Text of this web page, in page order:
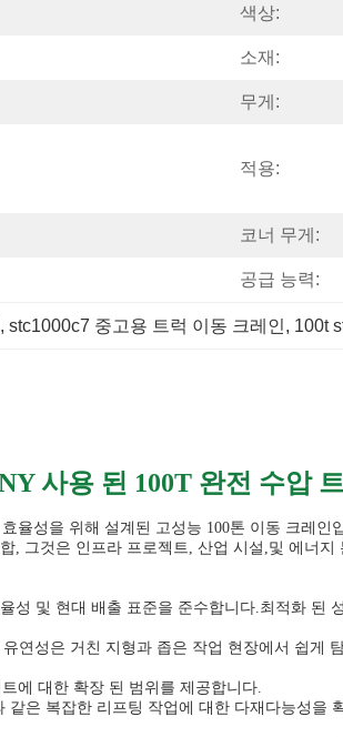
색상:
소재:
무게:
적용:
코너 무게:
공급 능력:
, stc1000c7 중고용 트럭 이동 크레인, 100t
사용 된 100T 완전 수압
율성을 위해 설계된 고성능 100톤 이동 크레
, 그것은 인프라 프로젝트, 산업 시설,및 에너지
성 및 현대 배출 표준을 준수합니다.최적화 된
연성은 거친 지형과 좁은 작업 현장에서 쉽게
에 대한 확장 된 범위를 제공합니다.
은 복잡한 리프팅 작업에 대한 다재다능성을